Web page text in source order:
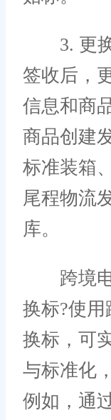
3. 更换
签收后，
信息和商
商品创建
标准装箱
尾程物流
库。
跨境电
换标?使用
换标，可
与标准化
例如，通